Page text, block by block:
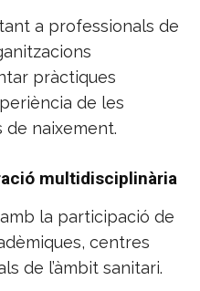
a professionals de
pràctiques
de les
naixement.
multidisciplinària
la participació de
centres
de l’àmbit sanitari.